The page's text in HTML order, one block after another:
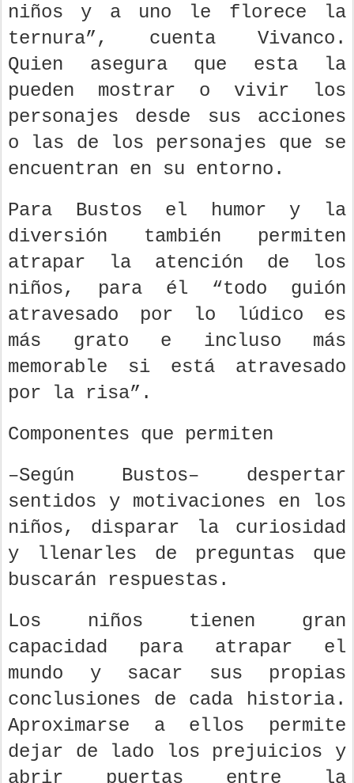
niños y a uno le florece la
ternura”, cuenta Vivanco.
Quien asegura que esta la
pueden mostrar o vivir los
personajes desde sus acciones
o las de los personajes que se
encuentran en su entorno.
Para Bustos el humor y la
diversión también permiten
atrapar la atención de los
niños, para él “todo guión
atravesado por lo lúdico es
más grato e incluso más
memorable si está atravesado
por la risa”.
Componentes que permiten ­
–Según Bustos– despertar
sentidos y motivaciones en los
niños, disparar la curiosidad
y llenarles de preguntas que
buscarán respuestas.
Los niños tienen gran
capacidad para atrapar el
mundo y sacar sus propias
conclusiones de cada historia.
Aproximarse a ellos permite
dejar de lado los prejuicios y
abrir puertas entre la